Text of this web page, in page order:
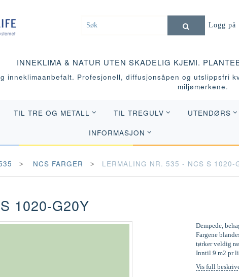
Logg på
INNEKLIMA & NATUR UTEN SKADELIG KJEMI.
inneklimaanbefalt. Profesjonell, diffusjonsåpen og utslippsfri
miljømerkene.
TIL TRE OG METALL TIL TREGULV UTENDØRS
INFORMASJON
NCS FARGER LERMALING NR. 535 - NCS S 1020-
1020-G20Y
Dempede,
Fargene
tørker veldig
Inntil 9 m2 pr
Vis full